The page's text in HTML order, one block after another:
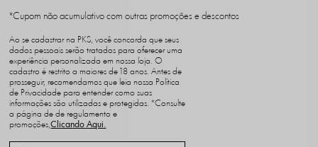
*Cupom não acumulativo com outras promoções e descontos
Ao se cadastrar na PKS, você concorda que seus
dados pessoais serão tratados para oferecer uma
experiência personalizada em nossa loja. O
cadastro é restrito a maiores de 18 anos. Antes de
prosseguir, recomendamos que leia nossa Política
de Privacidade para entender como suas
informações são utilizadas e protegidas. *Consulte
a página de de regulamento e
promoções,